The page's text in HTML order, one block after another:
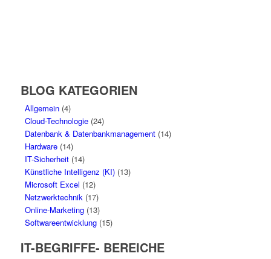
BLOG KATEGORIEN
Allgemein(4)
Cloud-Technologie(24)
Datenbank & Datenbankmanagement(14)
Hardware(14)
IT-Sicherheit(14)
Künstliche Intelligenz (KI)(13)
Microsoft Excel (12)
Netzwerktechnik(17)
Online-Marketing(13)
Softwareentwicklung(15)
IT-BEGRIFFE- BEREICHE